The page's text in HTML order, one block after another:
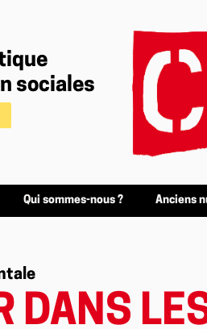
sociales
Qui sommes-nous ? Anciens
DANS